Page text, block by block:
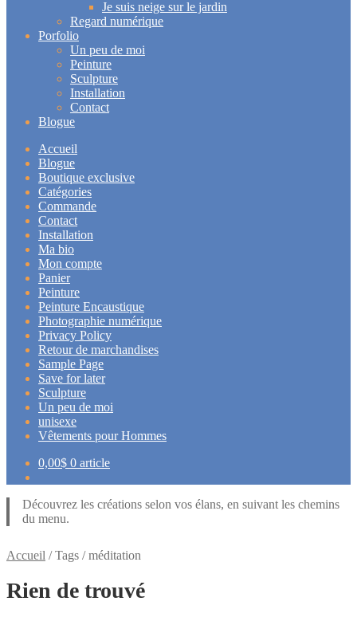
Je suis neige sur le jardin
Regard numérique
Porfolio
Un peu de moi
Peinture
Sculpture
Installation
Contact
Blogue
Accueil
Blogue
Boutique exclusive
Catégories
Commande
Contact
Installation
Ma bio
Mon compte
Panier
Peinture
Peinture Encaustique
Photographie numérique
Privacy Policy
Retour de marchandises
Sample Page
Save for later
Sculpture
Un peu de moi
unisexe
Vêtements pour Hommes
0,00$ 0 article
Découvrez les créations selon vos élans, en suivant les chemins
du menu.
Accueil /Tags /méditation
Rien de trouvé